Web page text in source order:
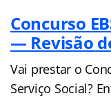
Concurso
— Revisão
Vai prestar o
Serviço Social?